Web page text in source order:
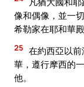
像和偶像，並一
希勒家在耶和華
25 在約西亞以
華，遵行摩西的
他。